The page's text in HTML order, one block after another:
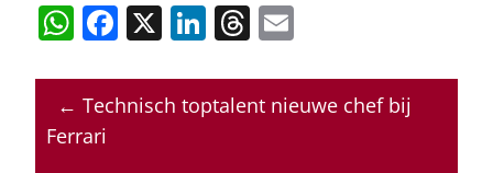
W
at
s
F
c
e
X Li
k
e
T
re
a
ai
l
← Technisch toptalent nieuwe chef bij
Ferrari